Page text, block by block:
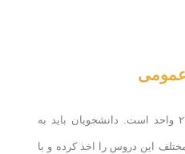
دروس عمومی رشته حسابداری ۲۲ واحد است. دانشجویان باید به
این دروس را اخذ کرده و با